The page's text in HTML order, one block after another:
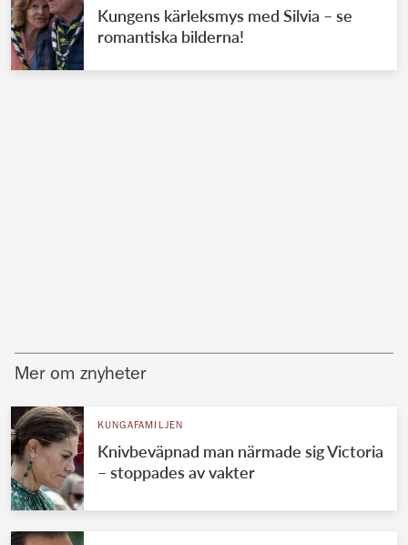
Kungens kärleksmys med Silvia – se
romantiska bilderna!
Mer om znyheter
KUNGAFAMILJEN
Knivbeväpnad man närmade sig Victoria
– stoppades av vakter